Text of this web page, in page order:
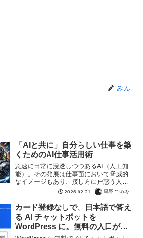
みん
「AIと共に」自分らしい仕事を築
くためのAI仕事活用術
急速に日常に浸透しつつあるAI（人工知
能）。その発展は仕事面において脅威的
なイメージもあり、接し方に戸惑う人も
少なくないのでは？今回は人間である
「自分」を保ちながらもうまくAIを活用
していくアイデアを考えます。
2026.02.21 黒野 でみを
カード登録なしで、日本語で答え
る AI チャットボットを
WordPress に。無料の入口が二
つになった話